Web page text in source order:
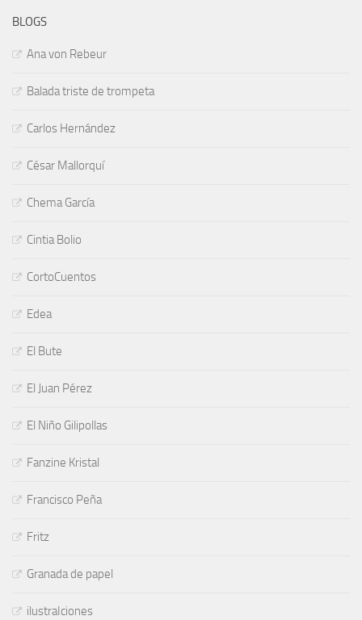
BLOGS
Ana von Rebeur
Balada triste de trompeta
Carlos Hernández
César Mallorquí
Chema García
Cintia Bolio
CortoCuentos
Edea
El Bute
El Juan Pérez
El Niño Gilipollas
Fanzine Kristal
Francisco Peña
Fritz
Granada de papel
ilustraIciones